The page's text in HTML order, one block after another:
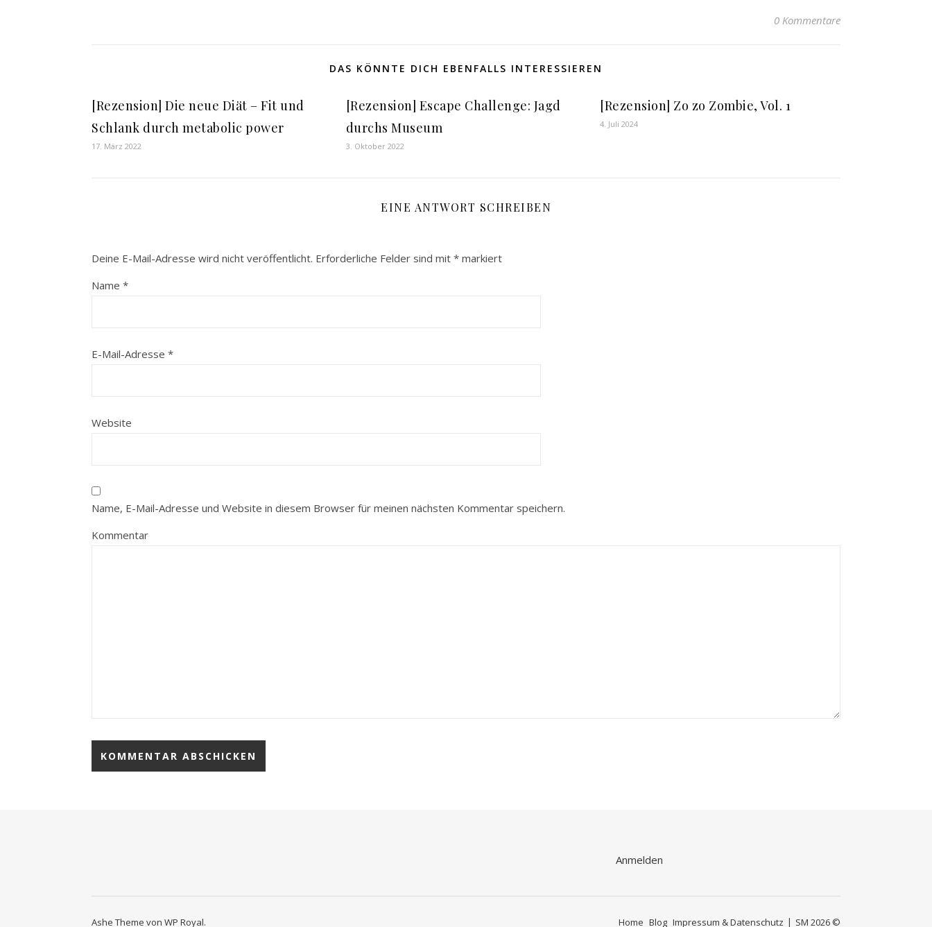
0 Kommentare
DAS KÖNNTE DICH EBENFALLS INTERESSIEREN
[Rezension] Die neue Diät – Fit und
Schlank durch metabolic power
17. März 2022
[Rezension] Escape Challenge: Jagd
durchs Museum
3. Oktober 2022
[Rezension] Zo zo Zombie, Vol. 1
4. Juli 2024
EINE ANTWORT SCHREIBEN
Deine E-Mail-Adresse wird nicht veröffentlicht. Erforderliche Felder sind mit * markiert
Name *
E-Mail-Adresse *
Website
Name, E-Mail-Adresse und Website in diesem Browser für meinen nächsten Kommentar speichern.
Kommentar
Anmelden
SM 2026 ©
Home Blog Impressum & Datenschutz
Ashe Theme von WP Royal.